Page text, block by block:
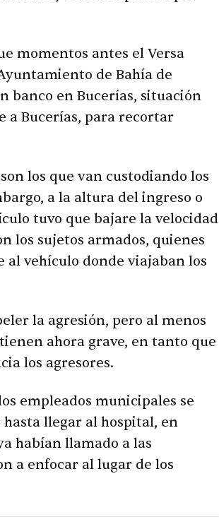
momentos antes el Versa
de Bahía de
banco en Bucerías, situación
a Bucerías, para recortar
los que van custodiando los
a la altura del ingreso o
tuvo que bajare la velocidad
los sujetos armados, quienes
vehículo donde viajaban los
la agresión, pero al menos
ahora grave, en tanto que
los agresores.
empleados municipales se
llegar al hospital, en
habían llamado a las
a enfocar al lugar de los